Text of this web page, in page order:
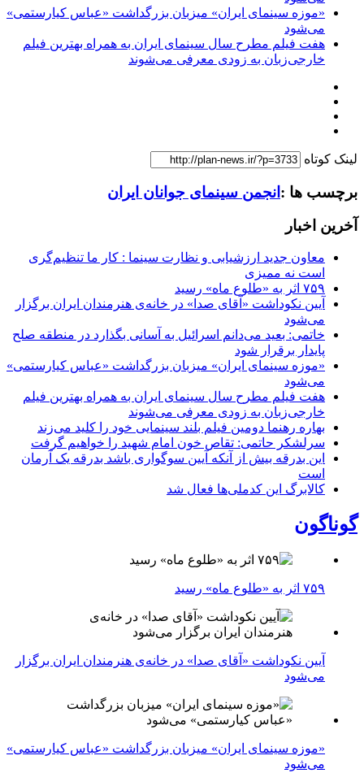
«موزه سینمای ایران» میزبان بزرگداشت «عباس کیارستمی»
می‌شود
هفت فیلم مطرح سال سینمای ایران به همراه بهترین فیلم
خارجی‌زبان به زودی معرفی می‌شوند
لینک کوتاه
برچسب ها : انجمن سینمای جوانان ایران
آخرین اخبار
معاون جدید ارزشیابی و نظارت سینما : کار ما تنظیم‌گری
است نه ممیزی
۷۵۹ اثر به «طلوع ماه» رسید
آیین نکوداشت «آقای صدا» در خانه‌ی هنرمندان ایران برگزار
می‌شود
خاتمی: بعید می‌دانم اسرائیل به آسانی بگذارد در منطقه صلح
پایدار برقرار شود
«موزه سینمای ایران» میزبان بزرگداشت «عباس کیارستمی»
می‌شود
هفت فیلم مطرح سال سینمای ایران به همراه بهترین فیلم
خارجی‌زبان به زودی معرفی می‌شوند
بهاره رهنما دومین فیلم بلند سینمایی خود را کلید می‌زند
سرلشکر حاتمی: تقاص خون امام شهید را خواهیم گرفت
این بدرقه بیش از آنکه آیین سوگواری باشد بدرقه یک آرمان
است
کالابرگ این کدملی‌ها فعال شد
گوناگون
۷۵۹ اثر به «طلوع ماه» رسید
آیین نکوداشت «آقای صدا» در خانه‌ی هنرمندان ایران برگزار
می‌شود
«موزه سینمای ایران» میزبان بزرگداشت «عباس کیارستمی»
می‌شود